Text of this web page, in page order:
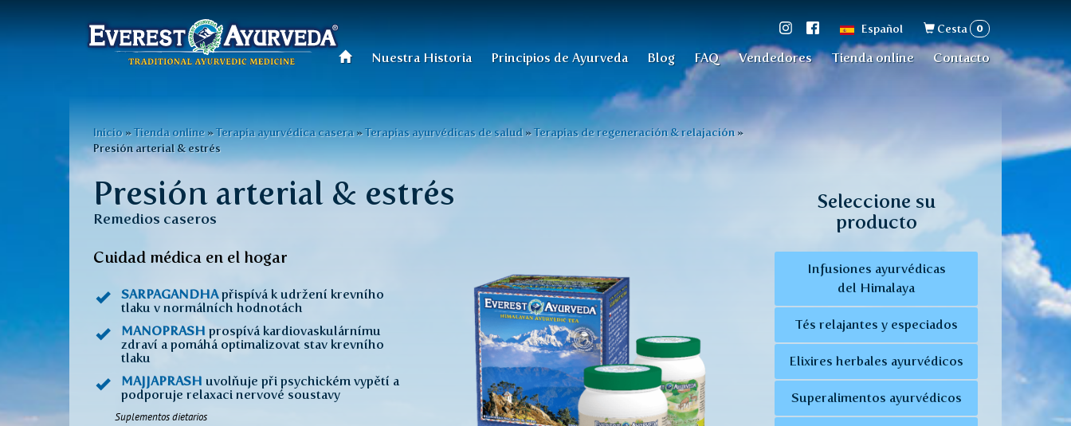
Español
Formulario
de
búsqueda
Cesta 0
Menú
principal
Nuestra Historia Principios de Ayurveda Blog FAQ Vendedores Tienda online Contacto
Usted
está
aquí
Inicio »Tienda online »Terapia ayurvédica casera »Terapias ayurvédicas de salud »Terapias de regeneración & relajación »
Presión arterial & estrés
Presión arterial & estrés
Remedios caseros
Cuidad médica en el hogar
SARPAGANDHApřispívá k udržení krevního
tlaku v normálních hodnotách
MANOPRASH prospívá kardiovaskulárnímu
zdraví a pomáhá optimalizovat stav krevního
tlaku
MAJJAPRASH uvolňuje při psychickém vypětí a
podporuje relaxaci nervové soustavy
Suplementos dietarios
Seleccione su
producto
Infusiones ayurvédicas
del Himalaya
Tés relajantes y especiados
Elixires herbales ayurvédicos
Superalimentos ayurvédicos